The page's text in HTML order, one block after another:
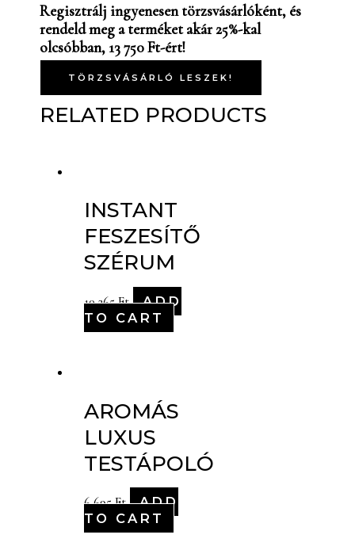
Regisztrálj ingyenesen törzsvásárlóként, és
rendeld meg a terméket akár 25%-kal
olcsóbban, 13 750 Ft-ért!
TÖRZSVÁSÁRLÓ LESZEK!
RELATED PRODUCTS
INSTANT
FESZESÍTŐ
SZÉRUM
10,265Ft
ADD
TO CART
AROMÁS
LUXUS
TESTÁPOLÓ
6,695Ft
ADD
TO CART